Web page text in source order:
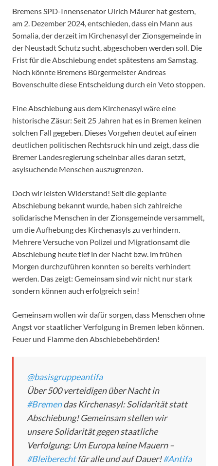
Bremens SPD-Innensenator Ulrich Mäurer hat gestern,
am 2. Dezember 2024, entschieden, dass ein Mann aus
Somalia, der derzeit im Kirchenasyl der Zionsgemeinde in
der Neustadt Schutz sucht, abgeschoben werden soll. Die
Frist für die Abschiebung endet spätestens am Samstag.
Noch könnte Bremens Bürgermeister Andreas
Bovenschulte diese Entscheidung durch ein Veto stoppen.
Eine Abschiebung aus dem Kirchenasyl wäre eine
historische Zäsur: Seit 25 Jahren hat es in Bremen keinen
solchen Fall gegeben. Dieses Vorgehen deutet auf einen
deutlichen politischen Rechtsruck hin und zeigt, dass die
Bremer Landesregierung scheinbar alles daran setzt,
asylsuchende Menschen auszugrenzen.
Doch wir leisten Widerstand! Seit die geplante
Abschiebung bekannt wurde, haben sich zahlreiche
solidarische Menschen in der Zionsgemeinde versammelt,
um die Aufhebung des Kirchenasyls zu verhindern.
Mehrere Versuche von Polizei und Migrationsamt die
Abschiebung heute tief in der Nacht bzw. im frühen
Morgen durchzuführen konnten so bereits verhindert
werden. Das zeigt: Gemeinsam sind wir nicht nur stark
sondern können auch erfolgreich sein!
Gemeinsam wollen wir dafür sorgen, dass Menschen ohne
Angst vor staatlicher Verfolgung in Bremen leben können.
Feuer und Flamme den Abschiebebehörden!
@basisgruppeantifa
Über 500 verteidigen über Nacht in
#Bremendas Kirchenasyl: Solidarität statt
Abschiebung! Gemeinsam stellen wir
unsere Solidarität gegen staatliche
Verfolgung: Um Europa keine Mauern –
#Bleiberechtfür alle und auf Dauer!#Antifa